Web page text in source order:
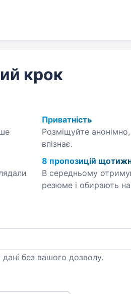
крок
Приватність
Розміщуйте анонімно,
впізнає.
8 пропозицій
В середньому
резюме і обирають
без вашого дозволу.